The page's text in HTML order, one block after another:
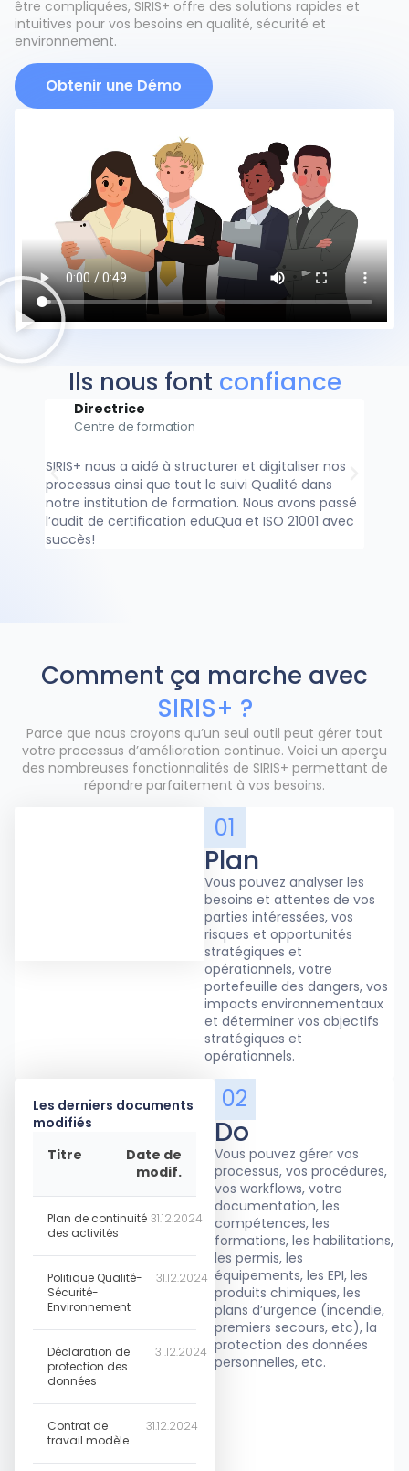
être compliquées, SIRIS+ offre des solutions rapides et
intuitives pour vos besoins en qualité, sécurité et
environnement.
Obtenir une Démo
Ils nous font confiance
Directrice
Centre de formation
SIRIS+ nous a aidé à structurer et digitaliser nos
processus ainsi que tout le suivi Qualité dans
notre institution de formation. Nous avons passé
l’audit de certification eduQua et ISO 21001 avec
succès!
Comment ça marche avec
SIRIS+ ?
Parce que nous croyons qu’un seul outil peut gérer tout
votre processus d’amélioration continue. Voici un aperçu
des nombreuses fonctionnalités de SIRIS+ permettant de
répondre parfaitement à vos besoins.
01
Plan
Vous pouvez analyser les
besoins et attentes de vos
parties intéressées, vos
risques et opportunités
stratégiques et
opérationnels, votre
portefeuille des dangers, vos
impacts environnementaux
et déterminer vos objectifs
stratégiques et
opérationnels.
Les derniers documents
modifiés
Titre
Date de
modif.
Plan de continuité
des activités
31.12.2024
Politique Qualité-
Sécurité-
Environnement
31.12.2024
Déclaration de
protection des
données
31.12.2024
Contrat de
travail modèle
31.12.2024
02
Do
Vous pouvez gérer vos
processus, vos procédures,
vos workflows, votre
documentation, les
compétences, les
formations, les habilitations,
les permis, les
équipements, les EPI, les
produits chimiques, les
plans d’urgence (incendie,
premiers secours, etc), la
protection des données
personnelles, etc.